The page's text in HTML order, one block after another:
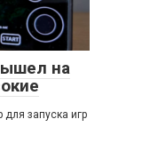
на
запуска игр